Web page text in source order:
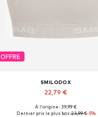
OFFRE
SMILODOX
22,79 €
+3
Tailles disponibles: XS, S, M, L, XL
À l'origine : 39,99 €
Dernier prix le plus bas :23,99 €-5%